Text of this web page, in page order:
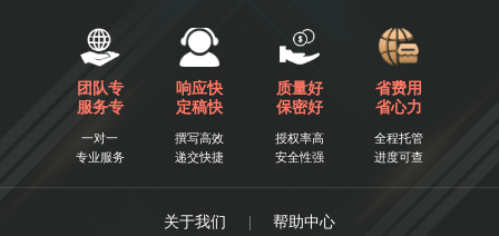
团队专
服务专
一对一
专业服务
响应快
定稿快
撰写高效
递交快捷
质量好
保密好
授权率高
安全性强
省费用
省心力
全程托管
进度可查
关于我们 | 帮助中心